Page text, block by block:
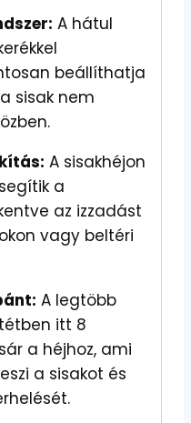
A hátul
beállíthatja
sisak nem
A sisakhéjon
a
az izzadást
vagy beltéri
A legtöbb
itt 8
a héjhoz, ami
a sisakot és